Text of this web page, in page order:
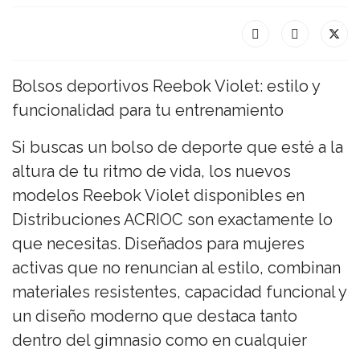
Bolsos deportivos Reebok Violet: estilo y
funcionalidad para tu entrenamiento
Si buscas un bolso de deporte que esté a la
altura de tu ritmo de vida, los nuevos
modelos Reebok Violet disponibles en
Distribuciones ACRIOC son exactamente lo
que necesitas. Diseñados para mujeres
activas que no renuncian al estilo, combinan
materiales resistentes, capacidad funcional y
un diseño moderno que destaca tanto
dentro del gimnasio como en cualquier